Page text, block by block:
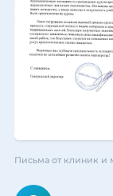
Письма от клиник и